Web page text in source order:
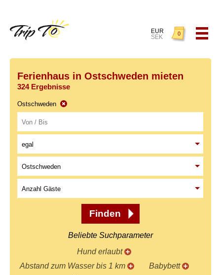
EUR
SEK
0
Ferienhaus in Ostschweden mieten
324 Ergebnisse
Ostschweden
Beliebte Suchparameter
Hund erlaubt
Abstand zum Wasser bis 1 km
Babybett